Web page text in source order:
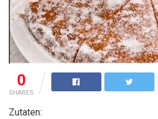
0
SHARES
Zutaten: